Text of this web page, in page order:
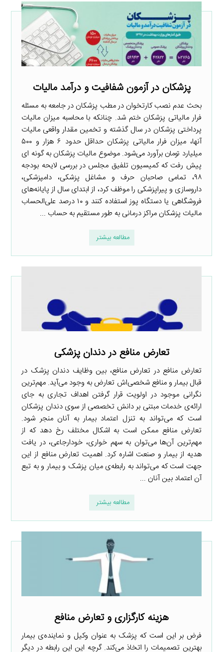
پزشکان در آزمون شفافیت و درآمد مالیات
بحث عدم نصب کارتخوان‌ در مطب پزشکان در جامعه به مسئله
فرار مالیاتی پزشکان ختم شد. چنانکه با محاسبه میزان مالیات
پرداختی پزشکان در سال گذشته و تخمین مقدار واقعی مالیات
آنها، میزان فرار مالیاتی پزشکان حداقل حدود ۶ ‌هزار و ۵۰۰
میلیارد تومان برآورد می‌شود. موضوع مالیات پزشکان به گونه ای
پیش رفت که کمیسیون تلفیق مجلس در بررسی لایحه بودجه
۹۸، تمامی صاحبان حرف و مشاغل پزشکی، دامپزشکی،
داروسازی و پیراپزشکی را موظف کرد، از ابتدای سال از پایانه‌های
فروشگاهی یا دستگاه پوز استفاده کنند و ۱۰ درصد علی‌الحساب
مالیات پزشکان مراکز درمانی به طور مستقیم به حساب ...
مطالعه بیشتر
تعارض منافع در دندان پزشکی
تعارض منافع در تعارض منافع، بین وظایف دندان پزشک در
قبال بیمار و منافع شخصی‌اش تعارض به وجود می‌آید. مهم‌ترین
نگرانی موجود در اولویت قرار گرفتن اهداف تجاری به جای
ارائه‌ی خدمات مبتنی بر دانش تخصصی از سوی دندان پزشکان
است که می‌تواند به تنزل اعتماد بیمار به آنان منجر شود.
تعارض منافع ممکن است به اشکال مختلف رخ دهد که از
مهم‌ترین آن‌ها می‌توان به سهم خواری، خودارجاعی، در یافت
هدیه از بیمار و صنعت اشاره کرد. اهمیت تعارض منافع از این
جهت است که می‌تواند به رابطه‌ی میان پزشک و بیمار و به تبع
آن اعتماد بین آنان ...
مطالعه بیشتر
هزینه کارگزاری و تعارض منافع
فرض بر این است که پزشک به عنوان وکیل و نماینده‌ی بیمار
بهترین تصمیمات را اتخاذ می‌کند. گرچه این این رابطه در دیگر